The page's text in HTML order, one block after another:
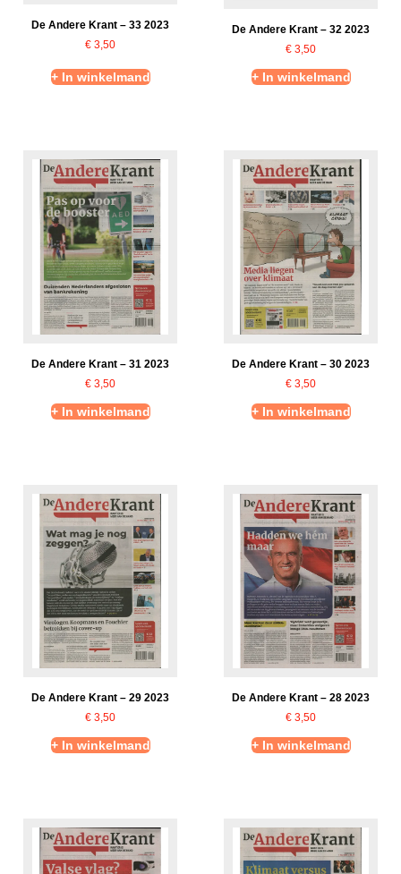
De Andere Krant – 33 2023
€ 3,50
+ In winkelmand
De Andere Krant – 32 2023
€ 3,50
+ In winkelmand
De Andere Krant – 31 2023
€ 3,50
+ In winkelmand
De Andere Krant – 30 2023
€ 3,50
+ In winkelmand
De Andere Krant – 29 2023
€ 3,50
+ In winkelmand
De Andere Krant – 28 2023
€ 3,50
+ In winkelmand